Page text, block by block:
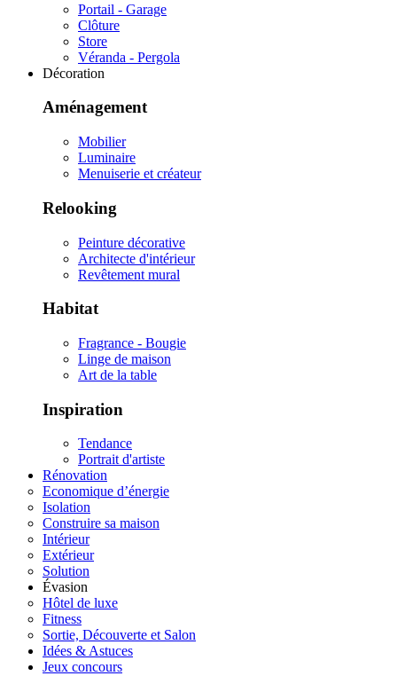
Portail - Garage
Clôture
Store
Véranda - Pergola
Décoration
Aménagement
Mobilier
Luminaire
Menuiserie et créateur
Relooking
Peinture décorative
Architecte d'intérieur
Revêtement mural
Habitat
Fragrance - Bougie
Linge de maison
Art de la table
Inspiration
Tendance
Portrait d'artiste
Rénovation
Economique d’énergie
Isolation
Construire sa maison
Intérieur
Extérieur
Solution
Évasion
Hôtel de luxe
Fitness
Sortie, Découverte et Salon
Idées & Astuces
Jeux concours